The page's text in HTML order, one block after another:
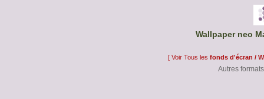
Wallpaper neo
[ Voir Tous les fonds d'écran /
Autres